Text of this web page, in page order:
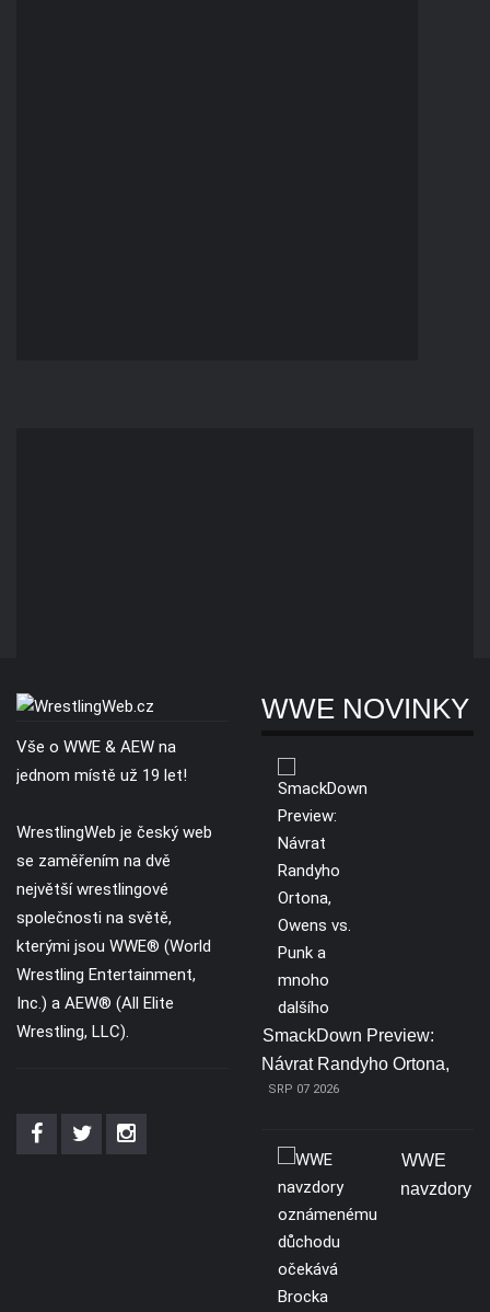
Vše o WWE & AEW na
jednom místě už 19 let!
WrestlingWeb je český web
se zaměřením na dvě
největší wrestlingové
společnosti na světě,
kterými jsou WWE® (World
Wrestling Entertainment,
Inc.) a AEW® (All Elite
Wrestling, LLC).
WWE NOVINKY
SmackDown Preview:
Návrat Randyho Ortona,
SRP 07 2026
WWE
navzdory